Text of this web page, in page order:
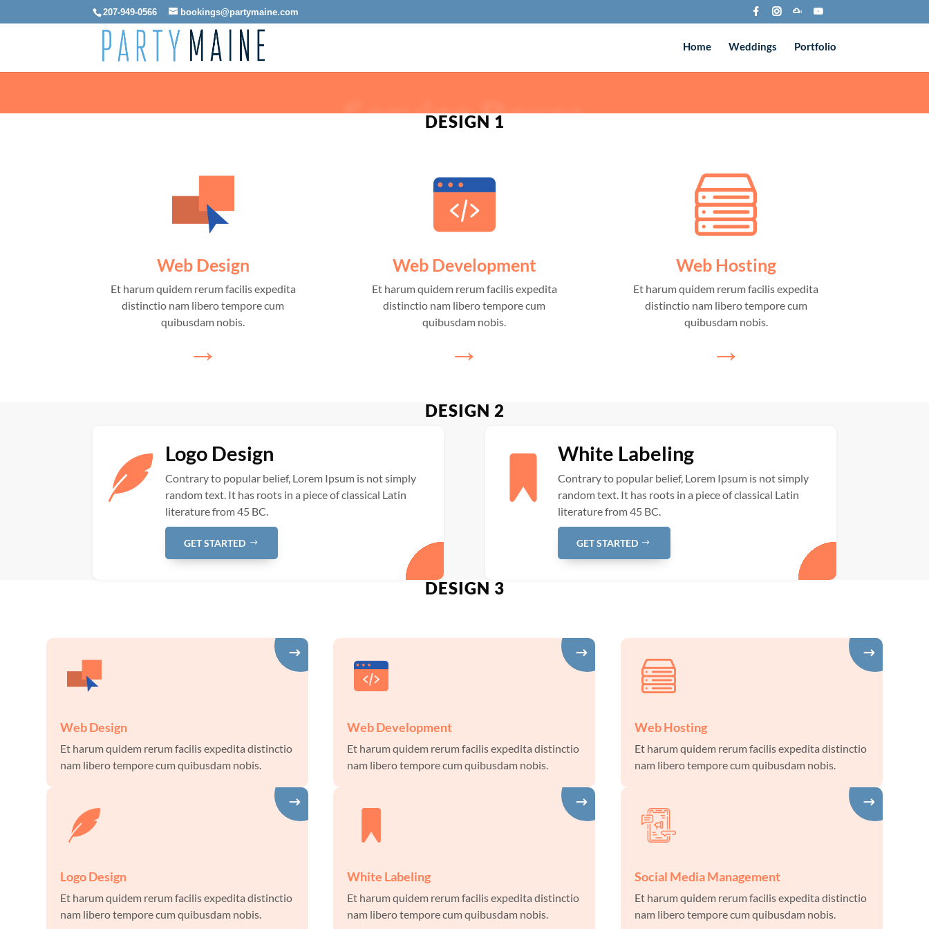
207-949-0566 bookings@partymaine.com
Home Weddings Portfolio
Service Boxes
DESIGN 1
Web Design
Et harum quidem rerum facilis expedita
distinctio nam libero tempore cum
quibusdam nobis.
→
Web Development
Et harum quidem rerum facilis expedita
distinctio nam libero tempore cum
quibusdam nobis.
→
Web Hosting
Et harum quidem rerum facilis expedita
distinctio nam libero tempore cum
quibusdam nobis.
→
DESIGN 2
Logo Design
Contrary to popular belief, Lorem Ipsum is not simply
random text. It has roots in a piece of classical Latin
literature from 45 BC.
GET STARTED
White Labeling
Contrary to popular belief, Lorem Ipsum is not simply
random text. It has roots in a piece of classical Latin
literature from 45 BC.
GET STARTED
DESIGN 3
Web Design
Et harum quidem rerum facilis expedita distinctio
nam libero tempore cum quibusdam nobis.
Web Development
Et harum quidem rerum facilis expedita distinctio
nam libero tempore cum quibusdam nobis.
Web Hosting
Et harum quidem rerum facilis expedita distinctio
nam libero tempore cum quibusdam nobis.
Logo Design
Et harum quidem rerum facilis expedita distinctio
nam libero tempore cum quibusdam nobis.
White Labeling
Et harum quidem rerum facilis expedita distinctio
nam libero tempore cum quibusdam nobis.
Social Media Management
Et harum quidem rerum facilis expedita distinctio
nam libero tempore cum quibusdam nobis.